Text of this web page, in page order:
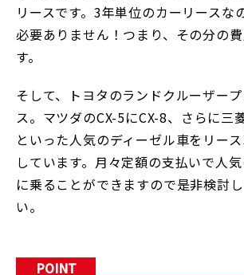
リースです。3年単位のカーリースな
必要ありません！つまり、その分の
す。
そして、トヨタのランドクルーザー
ス。マツダのCX-5にCX-8、さらに三
といった人気のディーゼル車をリー
しています。月々定額の支払いで人
に乗ることができますので是非検討
い。
POINT